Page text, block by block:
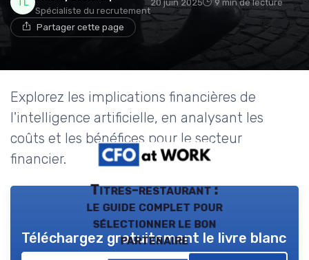
Spécialiste du recrutement
20 juin 2025 9 min de lecture
Partager cette page
Explorez les implications financières de
l'intelligence artificielle, en analysant les
coûts et les bénéfices pour le secteur
financier.
Titres-restaurant :
le guide complet pour
sélectionner le bon
partenaire
Téléchargez gratuitement le livre blanc